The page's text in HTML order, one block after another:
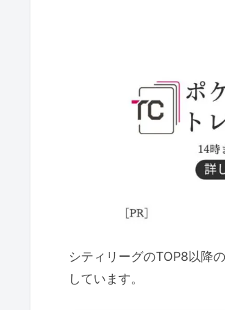
シティリーグのTOP8以降
しています。